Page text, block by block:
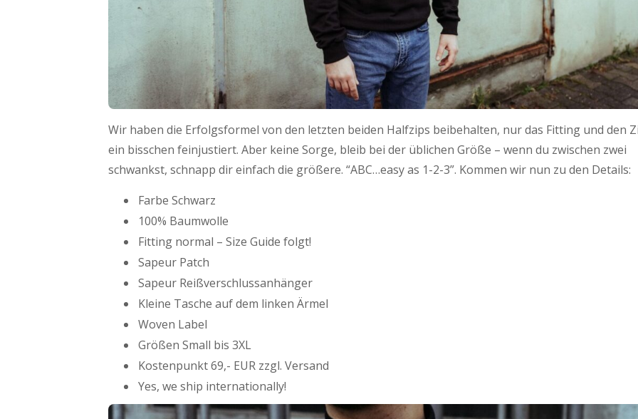
Wir haben die Erfolgsformel von den letzten beiden Halfzips beibehalten, nur das Fitting und den
ein bisschen feinjustiert. Aber keine Sorge, bleib bei der üblichen Größe – wenn du zwischen zwei
schwankst, schnapp dir einfach die größere. “ABC…easy as 1-2-3”. Kommen wir nun zu den Details:
Farbe Schwarz
100% Baumwolle
Fitting normal – Size Guide folgt!
Sapeur Patch
Sapeur Reißverschlussanhänger
Kleine Tasche auf dem linken Ärmel
Woven Label
Größen Small bis 3XL
Kostenpunkt 69,- EUR zzgl. Versand
Yes, we ship internationally!